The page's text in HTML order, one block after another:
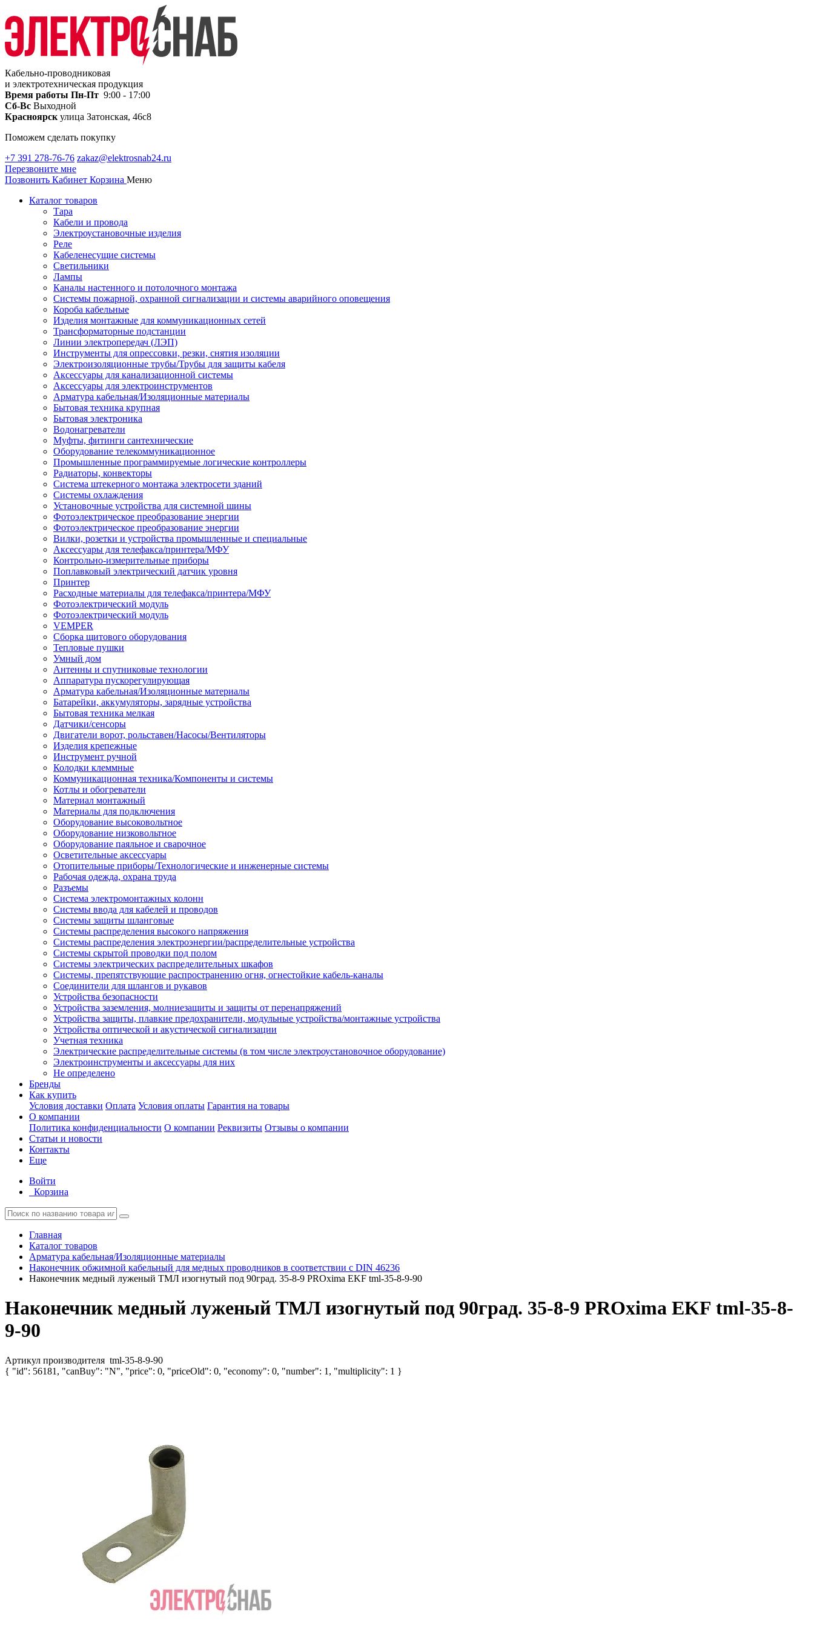
Кабельно-проводниковая
и электротехническая продукция
Время работы Пн-Пт 9:00 - 17:00
Сб-Вс Выходной
Красноярск улица Затонская, 46с8
Поможем сделать покупку
+7 391 278-76-76 zakaz@elektrosnab24.ru
Перезвоните мне
Позвонить Кабинет Корзина Меню
Каталог товаров
Тара
Кабели и провода
Электроустановочные изделия
Реле
Кабеленесущие системы
Светильники
Лампы
Каналы настенного и потолочного монтажа
Системы пожарной, охранной сигнализации и системы аварийного оповещения
Короба кабельные
Изделия монтажные для коммуникационных сетей
Трансформаторные подстанции
Линии электропередач (ЛЭП)
Инструменты для опрессовки, резки, снятия изоляции
Электроизоляционные трубы/Трубы для защиты кабеля
Аксессуары для канализационной системы
Аксессуары для электроинструментов
Арматура кабельная/Изоляционные материалы
Бытовая техника крупная
Бытовая электроника
Водонагреватели
Муфты, фитинги сантехнические
Оборудование телекоммуникационное
Промышленные программируемые логические контроллеры
Радиаторы, конвекторы
Система штекерного монтажа электросети зданий
Системы охлаждения
Установочные устройства для системной шины
Фотоэлектрическое преобразование энергии
Фотоэлектрическое преобразование энергии
Вилки, розетки и устройства промышленные и специальные
Аксессуары для телефакса/принтера/МФУ
Контрольно-измерительные приборы
Поплавковый электрический датчик уровня
Принтер
Расходные материалы для телефакса/принтера/МФУ
Фотоэлектрический модуль
Фотоэлектрический модуль
VEMPER
Сборка щитового оборудования
Тепловые пушки
Умный дом
Антенны и спутниковые технологии
Аппаратура пускорегулирующая
Арматура кабельная/Изоляционные материалы
Батарейки, аккумуляторы, зарядные устройства
Бытовая техника мелкая
Датчики/сенсоры
Двигатели ворот, рольставен/Насосы/Вентиляторы
Изделия крепежные
Инструмент ручной
Колодки клеммные
Коммуникационная техника/Компоненты и системы
Котлы и обогреватели
Материал монтажный
Материалы для подключения
Оборудование высоковольтное
Оборудование низковольтное
Оборудование паяльное и сварочное
Осветительные аксессуары
Отопительные приборы/Технологические и инженерные системы
Рабочая одежда, охрана труда
Разъемы
Система электромонтажных колонн
Системы ввода для кабелей и проводов
Системы защиты шланговые
Системы распределения высокого напряжения
Системы распределения электроэнергии/распределительные устройства
Системы скрытой проводки под полом
Системы электрических распределительных шкафов
Системы, препятствующие распространению огня, огнестойкие кабель-каналы
Соединители для шлангов и рукавов
Устройства безопасности
Устройства заземления, молниезащиты и защиты от перенапряжений
Устройства защиты, плавкие предохранители, модульные устройства/монтажные устройства
Устройства оптической и акустической сигнализации
Учетная техника
Электрические распределительные системы (в том числе электроустановочное оборудование)
Электроинструменты и аксессуары для них
Не определено
Бренды
Как купить
Условия доставки Оплата Условия оплаты Гарантия на товары
О компании
Политика конфиденциальности О компании Реквизиты Отзывы о компании
Статьи и новости
Контакты
Еще
Войти
Корзина
Главная
Каталог товаров
Арматура кабельная/Изоляционные материалы
Наконечник обжимной кабельный для медных проводников в соответствии с DIN 46236
Наконечник медный луженый ТМЛ изогнутый под 90град. 35-8-9 PROxima EKF tml-35-8-9-90
Наконечник медный луженый ТМЛ изогнутый под 90град. 35-8-9 PROxima EKF tml-35-8-
9-90
Артикул производителя tml-35-8-9-90
{ "id": 56181, "canBuy": "N", "price": 0, "priceOld": 0, "economy": 0, "number": 1, "multiplicity": 1 }